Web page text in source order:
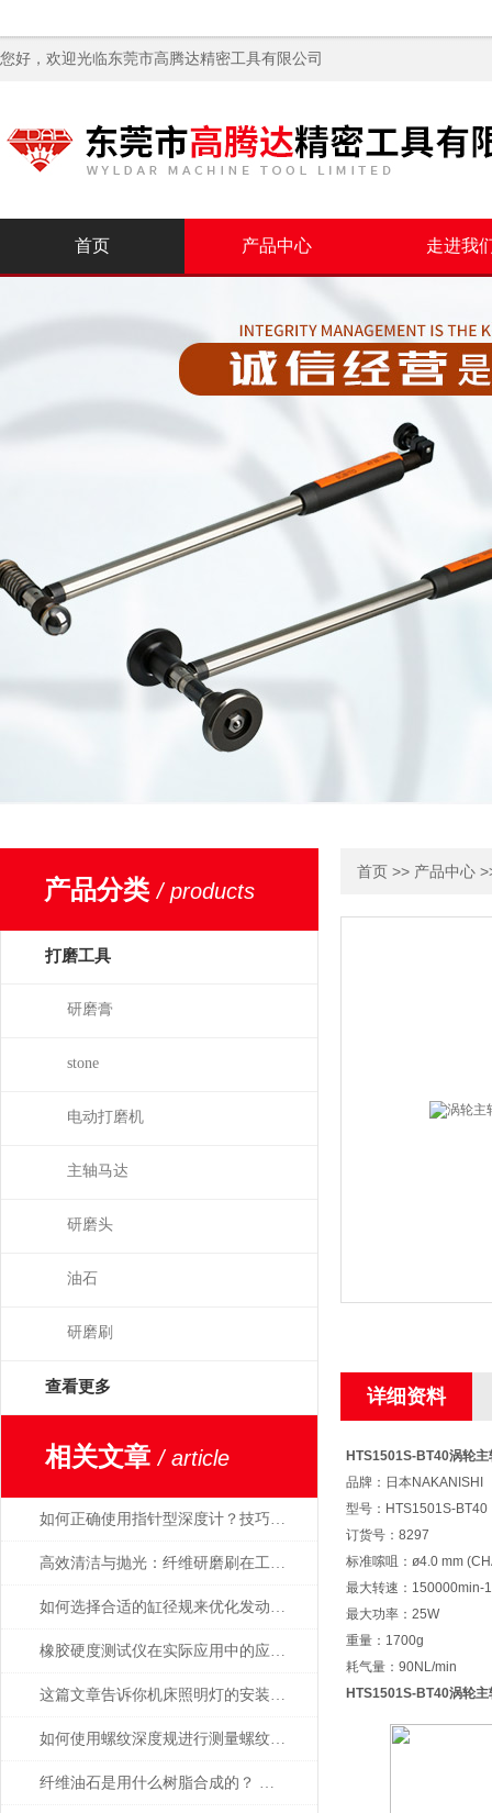
您好，欢迎光临东莞市高腾达精密工具有限公司
首页 产品中心 走进我
产品分类/ products
打磨工具
研磨膏
stone
电动打磨机
主轴马达
研磨头
油石
研磨刷
查看更多
相关文章/ article
如何正确使用指针型深度计？技巧大揭秘
高效清洁与抛光：纤维研磨刷在工业中的重要作用
如何选择合适的缸径规来优化发动机性能？
橡胶硬度测试仪在实际应用中的应用场景
这篇文章告诉你机床照明灯的安装以及应用
如何使用螺纹深度规进行测量螺纹深度？
纤维油石是用什么树脂合成的？ 为什么这么贵？
首页 >> 产品中心
详细资料
HTS1501S-BT40涡轮
品牌：日本NAKANISHI
型号：HTS1501S-BT40
订货号：8297
标准嗦咀：ø4.0 mm
最大转速：150000min-1
最大功率：25W
重量：1700g
耗气量：90NL/min
HTS1501S-BT40涡轮